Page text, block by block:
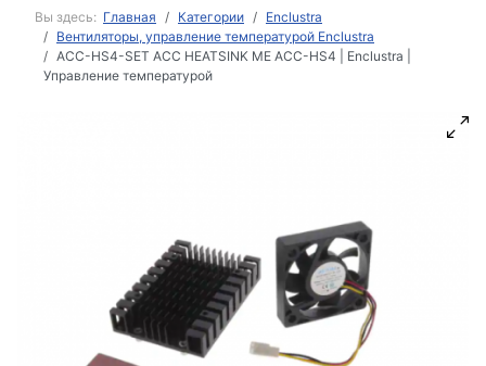
Вы здесь: Главная Категории
Enclustra
Вентиляторы, управление температурой Enclustra
ACC-HS4-SET ACC HEATSINK ME ACC-HS4 | Enclustra |
Управление температурой